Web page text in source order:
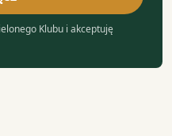
Klubu i akceptuję